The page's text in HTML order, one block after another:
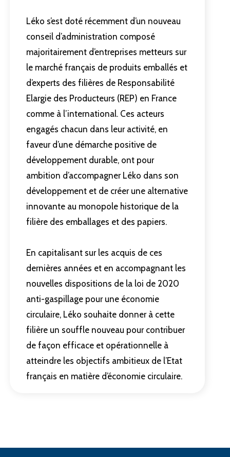
Léko s’est doté récemment d’un nouveau
conseil d’administration composé
majoritairement d’entreprises metteurs sur
le marché français de produits emballés et
d’experts des filières de Responsabilité
Elargie des Producteurs (REP) en France
comme à l’international. Ces acteurs
engagés chacun dans leur activité, en
faveur d’une démarche positive de
développement durable, ont pour
ambition d’accompagner Léko dans son
développement et de créer une alternative
innovante au monopole historique de la
filière des emballages et des papiers.
En capitalisant sur les acquis de ces
dernières années et en accompagnant les
nouvelles dispositions de la loi de 2020
anti-gaspillage pour une économie
circulaire, Léko souhaite donner à cette
filière un souffle nouveau pour contribuer
de façon efficace et opérationnelle à
atteindre les objectifs ambitieux de l’Etat
français en matière d’économie circulaire.